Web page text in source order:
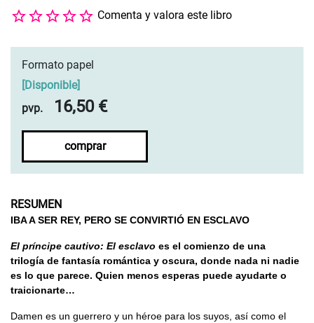
Comenta y valora este libro
Formato papel
Disponible]
pvp.
16,50 €
comprar
RESUMEN
IBA A SER REY, PERO SE CONVIRTIÓ EN ESCLAVO
El príncipe cautivo: El esclavo es el comienzo de una
trilogía de fantasía romántica y oscura, donde nada ni nadie
es lo que parece. Quien menos esperas puede ayudarte o
traicionarte…
Damen es un guerrero y un héroe para los suyos, así como el